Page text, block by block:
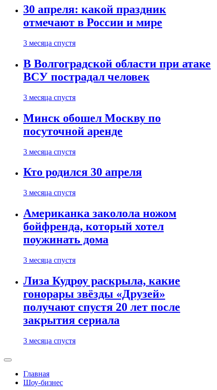
30 апреля: какой праздник
отмечают в России и мире
3 месяца спустя
В Волгоградской области при атаке
ВСУ пострадал человек
3 месяца спустя
Минск обошел Москву по
посуточной аренде
3 месяца спустя
Кто родился 30 апреля
3 месяца спустя
Американка заколола ножом
бойфренда, который хотел
поужинать дома
3 месяца спустя
Лиза Кудроу раскрыла, какие
гонорары звёзды «Друзей»
получают спустя 20 лет после
закрытия сериала
3 месяца спустя
Главная
Шоу-бизнес